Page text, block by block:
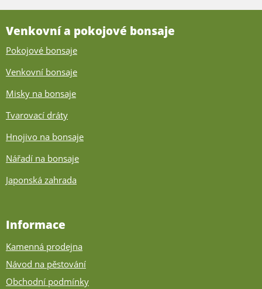
Venkovní a pokojové bonsaje
Pokojové bonsaje
Venkovní bonsaje
Misky na bonsaje
Tvarovací dráty
Hnojivo na bonsaje
Nářadí na bonsaje
Japonská zahrada
Informace
Kamenná prodejna
Návod na pěstování
Obchodní podmínky